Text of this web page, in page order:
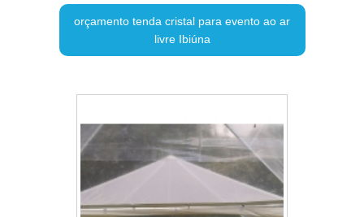
orçamento tenda cristal para evento ao ar
livre Ibiúna